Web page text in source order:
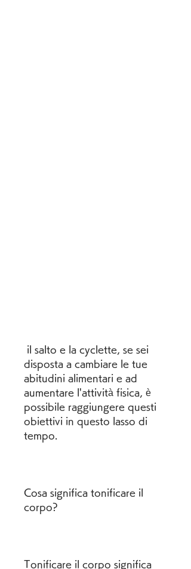
disposta a cambiare le tue
abitudini alimentari e ad
aumentare l'attività fisica, è
possibile raggiungere questi
obiettivi in questo lasso di
tempo.
Cosa significa tonificare il
corpo?
Tonificare il corpo significa